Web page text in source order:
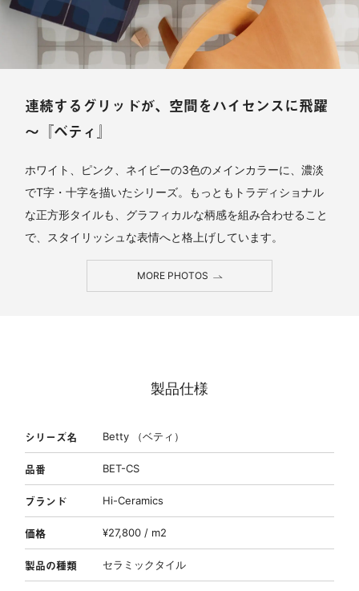
連続するグリッドが、空間をハイセンスに飛躍
～『ベティ』
ホワイト、ピンク、ネイビーの3色のメインカラーに、濃淡
でT字・十字を描いたシリーズ。もっともトラディショナル
な正方形タイルも、グラフィカルな柄感を組み合わせること
で、スタイリッシュな表情へと格上げしています。
MORE PHOTOS
製品仕様
シリーズ名 Betty （ベティ）
品番 BET-CS
ブランド Hi-Ceramics
価格 ¥27,800 / m2
製品の種類 セラミックタイル